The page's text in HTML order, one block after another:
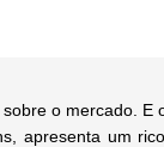
o mercado. E
apresenta um